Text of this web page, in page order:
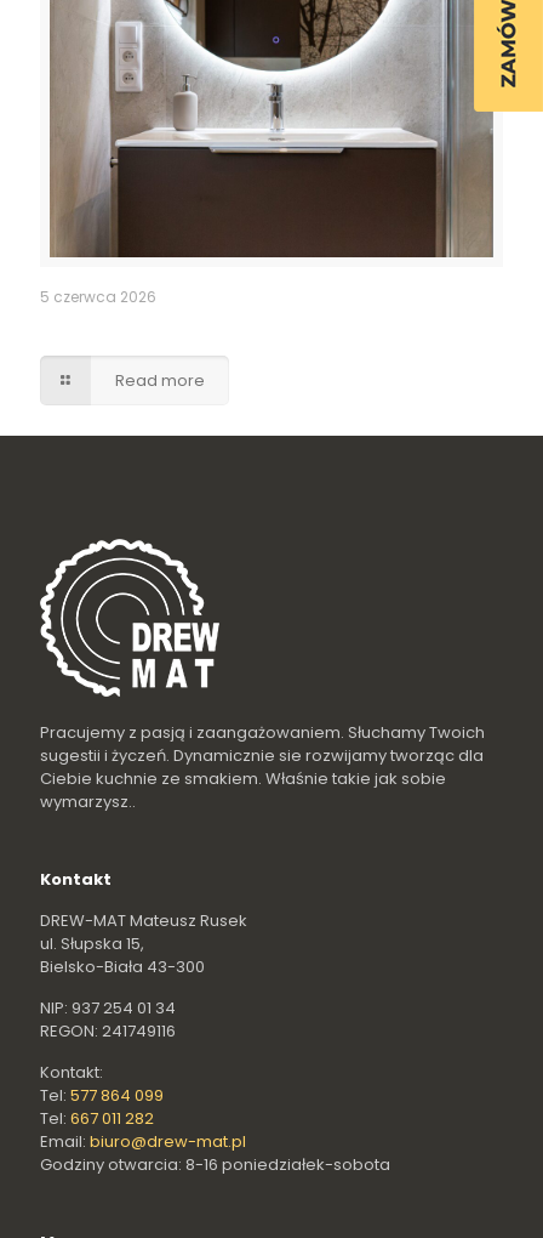
5 czerwca 2026
Read more
Pracujemy z pasją i zaangażowaniem. Słuchamy Twoich
sugestii i życzeń. Dynamicznie sie rozwijamy tworząc dla
Ciebie kuchnie ze smakiem. Właśnie takie jak sobie
wymarzysz..
Kontakt
DREW-MAT Mateusz Rusek
ul. Słupska 15,
Bielsko-Biała 43-300
NIP: 937 254 01 34
REGON: 241749116
Kontakt:
Tel: 577 864 099
Tel: 667 011 282
Email: biuro@drew-mat.pl
Godziny otwarcia: 8-16 poniedziałek-sobota